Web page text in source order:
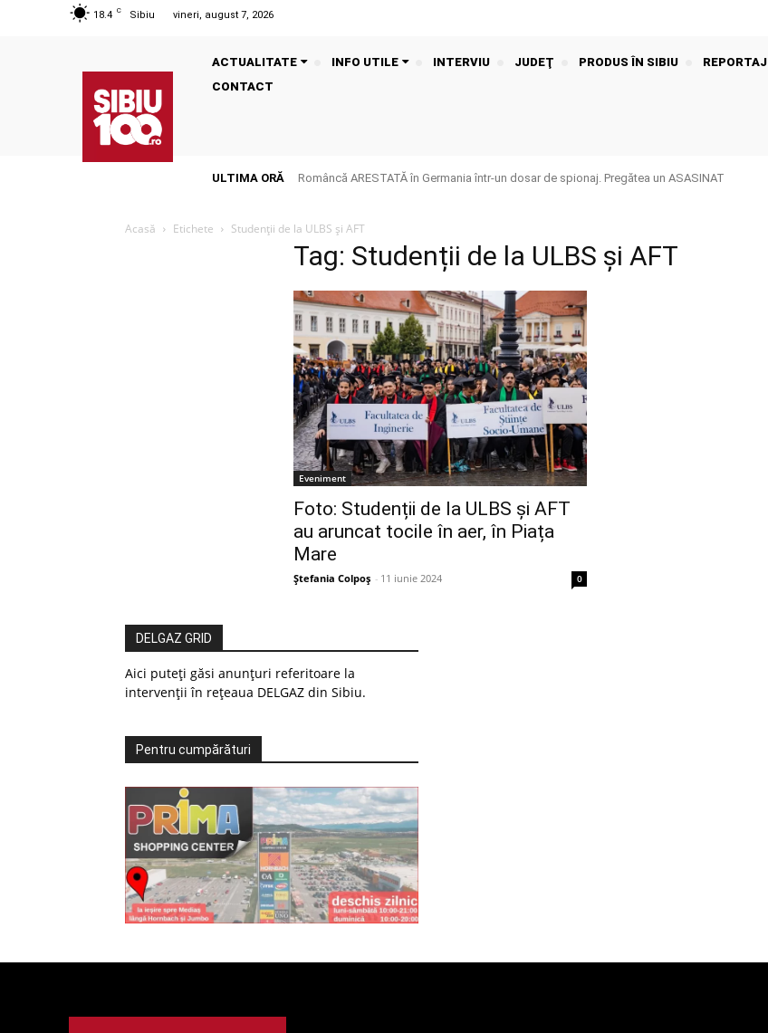
18.4 C Sibiu vineri, august 7, 2026
ACTUALITATE INFO UTILE INTERVIU JUDEŢ PRODUS ÎN SIBIU REPORTAJ
CONTACT
ULTIMA ORĂ Româncă ARESTATĂ în Germania într-un dosar de spionaj. Pregătea un ASASINAT
Acasă Etichete Studenții de la ULBS și AFT
Tag: Studenții de la ULBS și AFT
Eveniment
Foto: Studenții de la ULBS și AFT
au aruncat tocile în aer, în Piața
Mare
Ștefania Colpoș - 11 iunie 2024 0
DELGAZ GRID
Aici puteți găsi anunțuri referitoare la
intervenții în rețeaua DELGAZ din Sibiu.
Pentru cumpărături